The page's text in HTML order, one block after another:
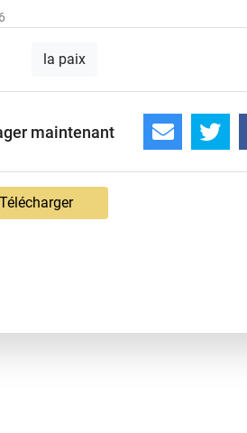
la paix
maintenant
Télécharger